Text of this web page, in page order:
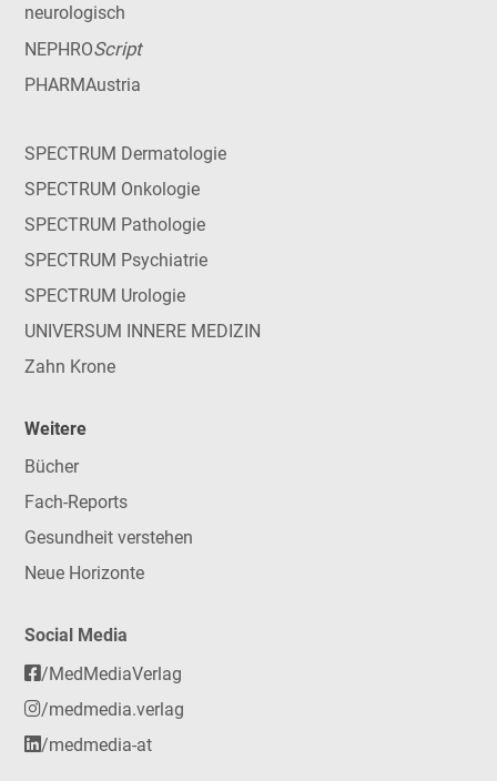
neurologisch
NEPHROScript
PHARMAustria
SPECTRUM Dermatologie
SPECTRUM Onkologie
SPECTRUM Pathologie
SPECTRUM Psychiatrie
SPECTRUM Urologie
UNIVERSUM INNERE MEDIZIN
Zahn Krone
Weitere
Bücher
Fach-Reports
Gesundheit verstehen
Neue Horizonte
Social Media
/MedMediaVerlag
/medmedia.verlag
/medmedia-at